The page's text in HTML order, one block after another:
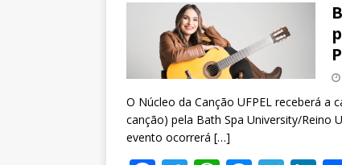
O Núcleo da Canção UFPEL receberá
canção) pela Bath Spa University/Reino
evento ocorrerá […]